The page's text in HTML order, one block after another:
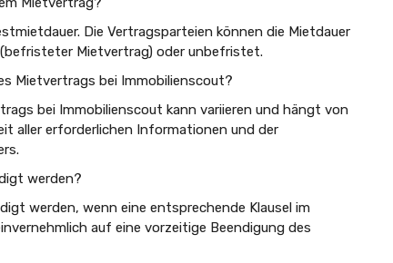
Die Vertragsparteien können die Mietdauer
Mietvertrag) oder unbefristet.
Mietvertrags bei Immobilienscout?
bei Immobilienscout kann variieren und hängt von
aller erforderlichen Informationen und der
werden?
werden, wenn eine entsprechende Klausel im
auf eine vorzeitige Beendigung des